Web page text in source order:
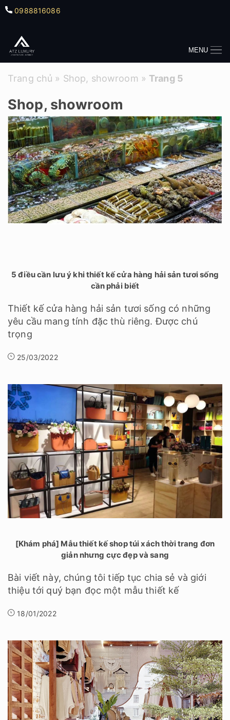
0988816086
MENU
Trang chủ » Shop, showroom » Trang 5
Shop, showroom
5 điều cần lưu ý khi thiết kế cửa hàng hải sản tươi sống
cần phải biết
Thiết kế cửa hàng hải sản tươi sống có những
yêu cầu mang tính đặc thù riêng. Được chú
trọng
25/03/2022
[Khám phá] Mẫu thiết kế shop túi xách thời trang đơn
giản nhưng cực đẹp và sang
Bài viết này, chúng tôi tiếp tục chia sẻ và giới
thiệu tới quý bạn đọc một mẫu thiết kế
18/01/2022